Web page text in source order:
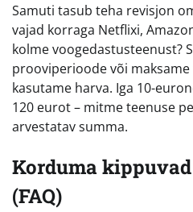
Samuti tasub teha revisjon
vajad korraga Netflixi,
kolme voogedastusteenust?
prooviperioode või
kasutame harva. Iga 10-
120 eurot – mitme teenuse
arvestatav summa.
Korduma
(FAQ)